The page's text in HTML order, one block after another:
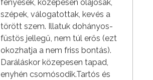
fényesek, közepesen olajosak,
szépek, válogatottak, kevés a
törött szem. Illatuk dohányos-
füstös jellegű, nem túl erős (ezt
okozhatja a nem friss bontás).
Daráláskor közepesen tapad,
enyhén csomósodik.Tartós és